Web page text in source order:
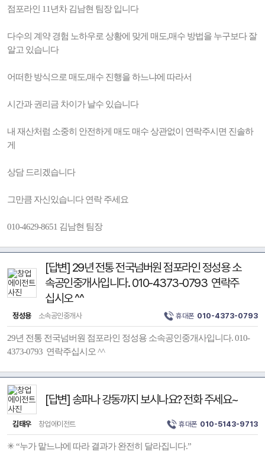
점포라인 11년차 김남현 팀장 입니다
다수의 계약 경험 노하우로 상황에 맞게 매도,매수 방법을 누구보다 잘
알고 있습니다
어떠한 방식으로 매도,매수 진행을 하느냐에 따라서
시간과 권리금 차이가 날수 있습니다
내 재산처럼 소중히 안전하게 매도 매수 상관없이 연락주시면 진솔하
게
상담 드리겠습니다
그만큼 자신있습니다 연락 주세요
010-4629-8651 김남현 팀장
[답변] 29년 전통 전국넘버원 점포라인 정성용 소
속공인중개사입니다. 010-4373-0793 연락주
십시오 ^^
정성용 소속공인중개사 휴대폰 010-4373-0793
29년 전통 전국넘버원 점포라인 정성용 소속공인중개사입니다. 010-
4373-0793 연락주십시오 ^^
[답변] 송파나 강동까지 보시나요? 전화 주세요~
김태우 창업에이전트 휴대폰 010-5143-9713
✳ “누가 맡느냐에 따라 결과가 완전히 달라집니다.”